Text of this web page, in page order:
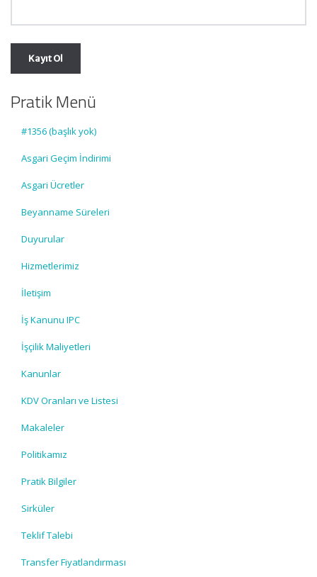
Pratik Menü
#1356 (başlık yok)
Asgari Geçim İndirimi
Asgari Ücretler
Beyanname Süreleri
Duyurular
Hizmetlerimiz
İletişim
İş Kanunu IPC
İşçilik Maliyetleri
Kanunlar
KDV Oranları ve Listesi
Makaleler
Politikamız
Pratik Bilgiler
Sirküler
Teklif Talebi
Transfer Fiyatlandırması